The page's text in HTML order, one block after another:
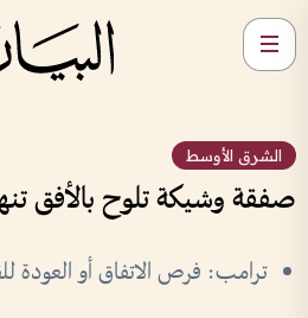
الشرق الأوسط
صفقة وشيكة تلوح بالأفق
ترامب: فرص الاتفاق أو العودة